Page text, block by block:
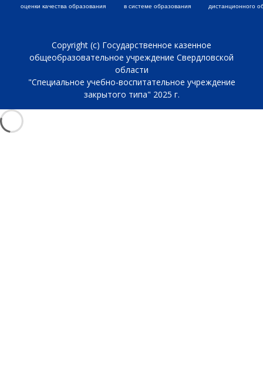
оценки качества образования
в системе образования
дистанционного
Copyright (c) Государственное казенное
общеобразовательное учреждение Свердловской
области
"Специальное учебно-воспитательное учреждение
закрытого типа" 2025 г.